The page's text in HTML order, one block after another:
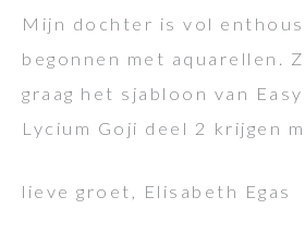
Mijn dochter is vol
begonnen met aquarellen.
graag het sjabloon van
Lycium Goji deel 2 krijgen
lieve groet, Elisabeth Egas